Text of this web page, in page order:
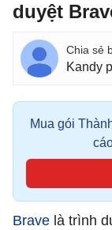
duyệt
Kandy
Mua gói
Brave là trình